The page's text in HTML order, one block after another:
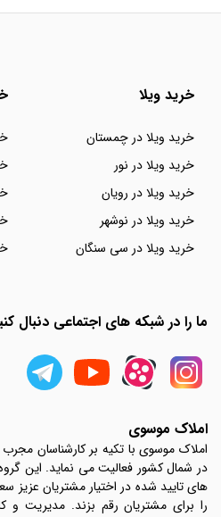
خرید ویلا
خرید ویلا در چمستان
خرید ویلا در نور
خرید ویلا در رویان
خرید ویلا در نوشهر
خرید ویلا در سی سنگان
ما را در شبکه های اجتماعی دنبال
املاک موسوی
املاک موسوی با تکیه بر کارشناسان
در شمال کشور فعالیت می نماید. این
های تایید شده در اختیار مشتریان عزیز
را برای مشتریان رقم بزند. مدیریت و